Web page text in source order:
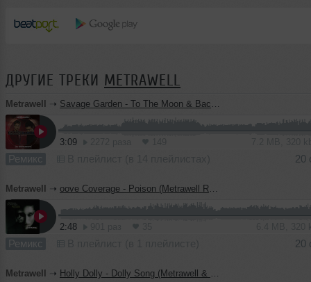
ДРУГИЕ ТРЕКИ METRAWELL
Metrawell ➝ Savage Garden - To The Moon & Back (Metrawell & Dj Ovcharoff Remix) (Radio Edit)
3:09
Ремикс 20
Metrawell ➝ oove Coverage - Poison (Metrawell Remix) (Radio Edit)
2:48
Ремикс 20
Metrawell ➝ Holly Dolly - Dolly Song (Metrawell & Dj Ovcharoff Remix)